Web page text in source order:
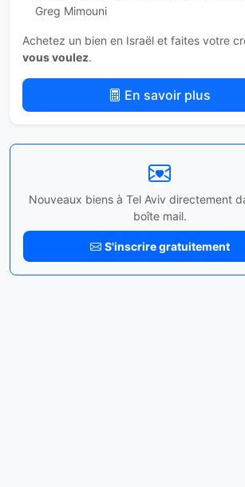
Greg Mimouni
Achetez un bien en Israël et faites votre
vous voulez.
En savoir plus
Nouveaux biens à Tel Aviv directement
boîte mail.
S'inscrire gratuitement